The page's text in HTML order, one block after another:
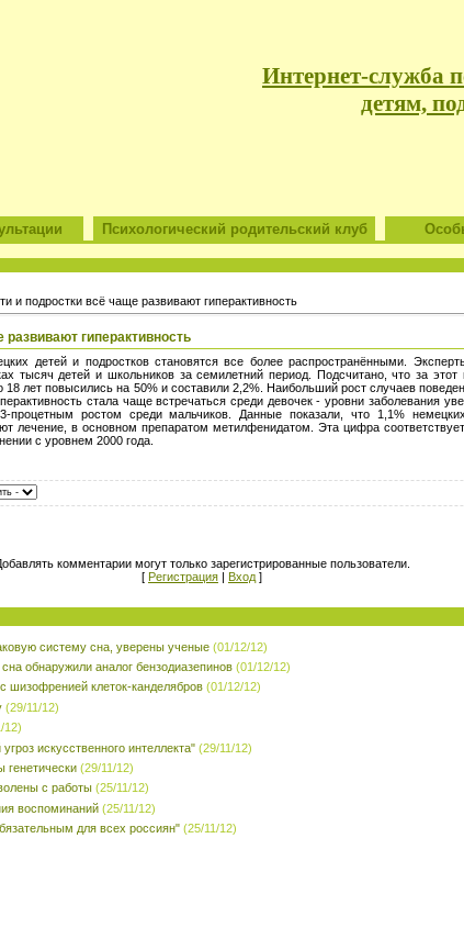
Интернет-служба
детям,
Психологический родительский клуб
и подростки всё чаще развивают гиперактивность
гиперактивность
детей и подростков становятся все более распространёнными.
тысяч детей и школьников за семилетний период. Подсчитано, что за этот
18 лет повысились на 50% и составили 2,2%. Наибольший рост случаев
стала чаще встречаться среди девочек - уровни заболевания
ростом среди мальчиков. Данные показали, что 1,1%
лечение, в основном препаратом метилфенидатом. Эта цифра
с уровнем 2000 года.
комментарии могут только зарегистрированные пользователи.
[ Регистрация | Вход ]
систему сна, уверены ученые (01/12/12)
обнаружили аналог бензодиазепинов (01/12/12)
шизофренией клеток-канделябров (01/12/12)
(29/11/12)
12)
искусственного интеллекта" (29/11/12)
генетически (29/11/12)
с работы (25/11/12)
воспоминаний (25/11/12)
для всех россиян" (25/11/12)